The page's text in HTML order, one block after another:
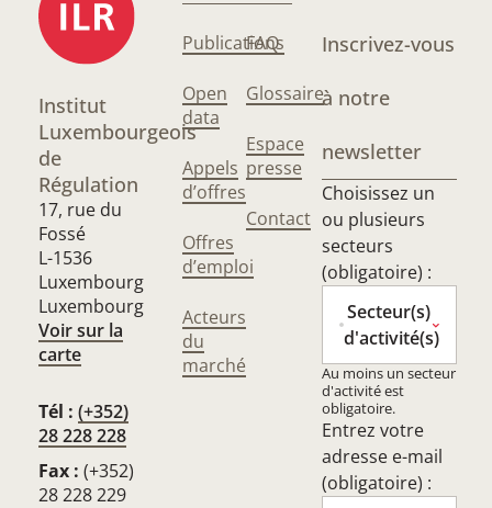
Institut
Luxembourgeois
de
Régulation
17, rue du
Fossé
L-1536
Luxembourg
Luxembourg
Voir sur la
carte
Tél : (+352)
28 228 228
Fax : (+352)
28 228 229
Publications
Open
data
Appels
d’offres
Offres
d’emploi
Acteurs
du
marché
FAQ
Glossaire
Espace
presse
Contact
Inscrivez-vous
à notre
newsletter
Choisissez un
ou plusieurs
secteurs
(obligatoire) :
Secteur(s)
d'activité(s)
Au moins un secteur
d'activité est
obligatoire.
Entrez votre
adresse e-mail
(obligatoire) :